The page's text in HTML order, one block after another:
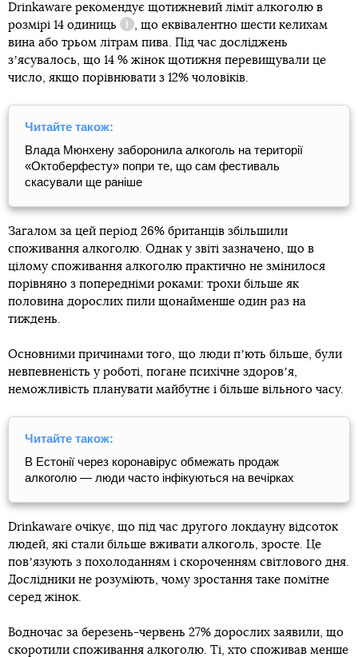
Drinkaware рекомендує щотижневий ліміт алкоголю в
розмірі 14 одиниць
Довідка
, що еквівалентно шести келихам
вина або трьом літрам пива. Під час досліджень
зʼясувалось, що 14 % жінок щотижня перевищували це
число, якщо порівнювати з 12% чоловіків.
Читайте також:
Влада Мюнхену заборонила алкоголь на території
«Октоберфесту» попри те, що сам фестиваль
скасували ще раніше
Загалом за цей період 26% британців збільшили
споживання алкоголю. Однак у звіті зазначено, що в
цілому споживання алкоголю практично не змінилося
порівняно з попередніми роками: трохи більше як
половина дорослих пили щонайменше один раз на
тиждень.
Основними причинами того, що люди пʼють більше, були
невпевненість у роботі, погане психічне здоровʼя,
неможливість планувати майбутнє і більше вільного часу.
Читайте також:
В Естонії через коронавірус обмежать продаж
алкоголю — люди часто інфікуються на вечірках
Drinkaware очікує, що під час другого локдауну відсоток
людей, які стали більше вживати алкоголь, зросте. Це
повʼязують з похолоданням і скороченням світлового дня.
Дослідники не розуміють, чому зростання таке помітне
серед жінок.
Водночас за березень-червень 27% дорослих заявили, що
скоротили споживання алкоголю. Ті, хто споживав менше